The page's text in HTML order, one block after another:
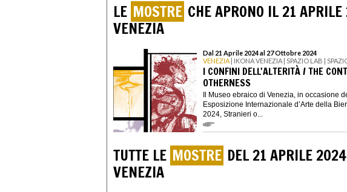
LE MOSTRE CHE APRONO IL 21
VENEZIA
Dal 21 Aprile 2024 al 27 Ottobre 2024
VENEZIA | IKONA VENEZIA | SPAZIO LAB |
I CONFINI DELL'ALTERITÀ / THE
OTHERNESS
Il Museo ebraico di Venezia, in occasione
Esposizione Internazionale d’Arte della
2024, Stranieri o...
TUTTE LE MOSTRE DEL 21 APRILE
VENEZIA